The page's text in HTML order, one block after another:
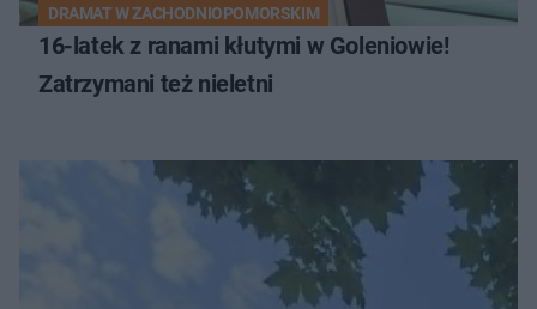
DRAMAT W ZACHODNIOPOMORSKIM
16-latek z ranami kłutymi w Goleniowie!
Zatrzymani też nieletni